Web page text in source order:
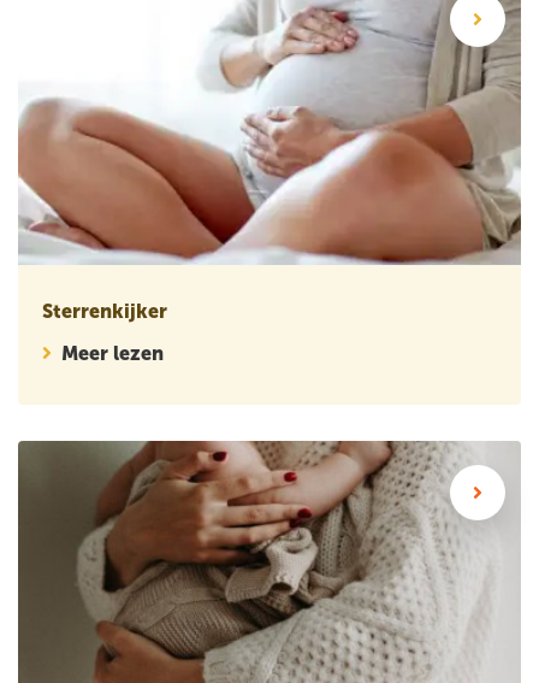
Sterrenkijker
Meer lezen
Wetenschappelijk artikel: Hoe vaak gebruiken vrouwen